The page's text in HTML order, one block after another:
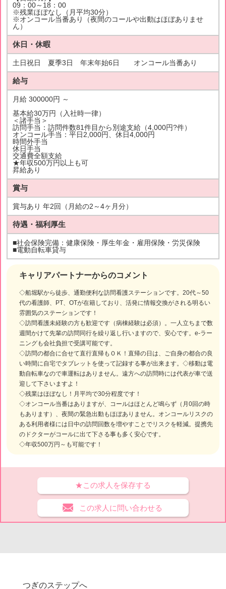
キャリアパートナーからのコメント
◇船堀駅から徒歩、通勤便利な訪問看護ステーションです。20代～50
代の看護師、PT、OTが在籍しており、活発に情報交換がされる明るい
雰囲気のステーションです！
◇訪問看護未経験の方も歓迎です（病棟経験は必須）。一人立ちまで数
週間かけて先輩の訪問同行を繰り返し行いますので、安心です。e-ラー
ニングも会社負担で受講可能です。
◇訪問の都合に合せて直行直帰もＯＫ！直帰の日は、ご自身の都合の良
い時間に自宅でタブレットを使って記録する事が出来ます。◇移動は電
動自転車なので車運転はありません。遠方への訪問時には代表が車で送
迎して下さいますよ！
◇残業はほぼなし！月平均で30分程度です！
◇オンコール当番はありますが、コールはほとんど鳴らず（月0回の時
もあります）、夜間の緊急出動もほぼありません。オンコールリスクの
ある利用者様には日中の訪問回数を増やすことでリスクを軽減。提携先
のドクターがコールに出て下さる事も多く安心です。
◇年収500万円～も可能です！
09：00～18：00
※残業ほぼなし（月平均30分）
※オンコール当番あり（夜間のコールや出動はほぼありませ
ん）
休日・休暇
土日祝日 夏季3日 年末年始6日 オンコール当番あり
給与
月給 300000円 ～
基本給30万円（入社時一律）
＜諸手当＞
訪問手当：訪問件数81件目から別途支給（4,000円?件）
オンコール手当：平日2,000円、休日4,000円
時間外手当
休日手当
交通費全額支給
★年収500万円以上も可
昇給あり
賞与
賞与あり 年2回（月給の2～4ヶ月分）
待遇・福利厚生
■社会保険完備：健康保険・厚生年金・雇用保険・労災保険
■電動自転車貸与
★この求人を保存する
この求人に問い合わせる
つぎのステップへ